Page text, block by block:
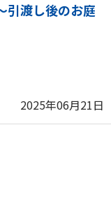
引渡し後のお庭
2025年06月21日